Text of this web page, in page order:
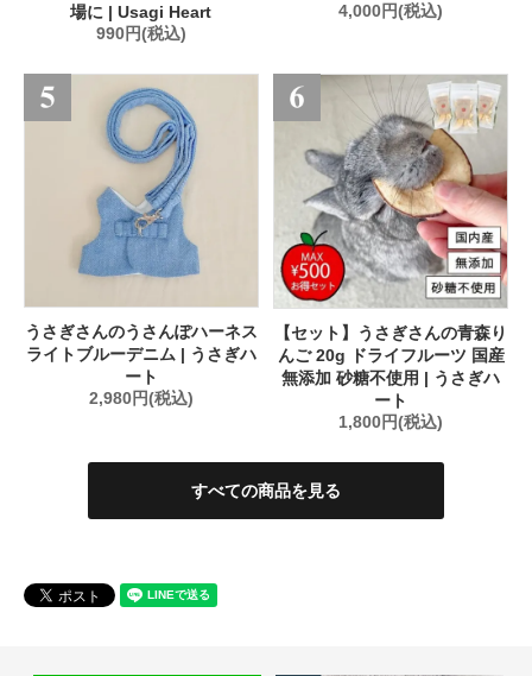
場に | Usagi Heart
990円(税込)
4,000円(税込)
うさぎさんのうさんぽハーネス
ライトブルーデニム | うさぎハ
ート
2,980円(税込)
【セット】うさぎさんの青森り
んご 20g ドライフルーツ 国産
無添加 砂糖不使用 | うさぎハ
ート
1,800円(税込)
すべての商品を見る